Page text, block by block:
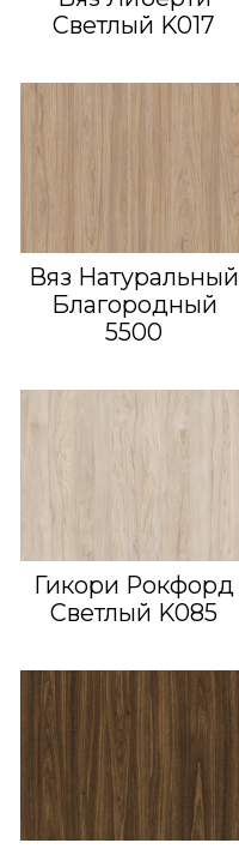
Светлый K017
Вяз Натуральный
Благородный
5500
Гикори Рокфорд
Светлый K085